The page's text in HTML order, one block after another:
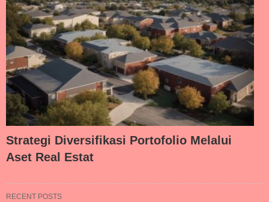
Strategi Diversifikasi Portofolio Melalui
Aset Real Estat
RECENT POSTS